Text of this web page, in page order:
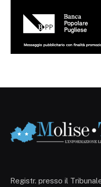
Registr. presso il